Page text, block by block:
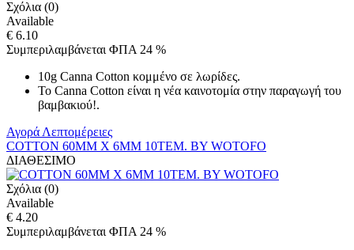
Σχόλια (0)
Available
€ 6.10
Συμπεριλαμβάνεται ΦΠΑ 24 %
10g Canna Cotton κομμένο σε λωρίδες.
Το Canna Cotton είναι η νέα καινοτομία στην παραγωγή του
βαμβακιού!.
Αγορά Λεπτομέρειες
COTTON 60MM X 6MM 10ΤΕΜ. BY WOTOFO
ΔΙΑΘΕΣΙΜΟ
Σχόλια (0)
Available
€ 4.20
Συμπεριλαμβάνεται ΦΠΑ 24 %